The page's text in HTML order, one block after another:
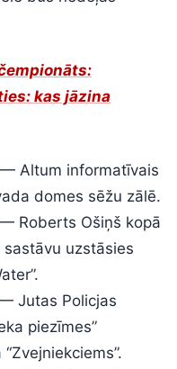
kas jāzina
— Altum informatīvais
domes sēžu zālē.
— Roberts Ošiņš kopā
sastāvu uzstāsies
Jutas Policjas
piezīmes”